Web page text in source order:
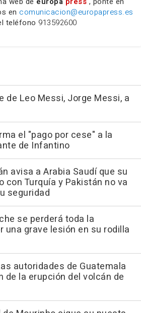
en comunicacion@europapress.es
teléfono 913592600
de Leo Messi, Jorge Messi, a
el "pago por cese" a la
de Infantino
avisa a Arabia Saudí que su
con Turquía y Pakistán no va
seguridad
se perderá toda la
una grave lesión en su rodilla
autoridades de Guatemala
de la erupción del volcán de